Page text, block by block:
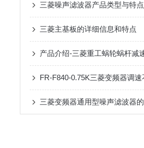
三菱噪声滤波器产品类型与特点
三菱主基板的详细信息和特点